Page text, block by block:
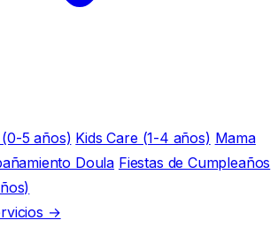
5 años) Kids Care (1-4 años) Mama
Doula Fiestas de Cumpleaños
→